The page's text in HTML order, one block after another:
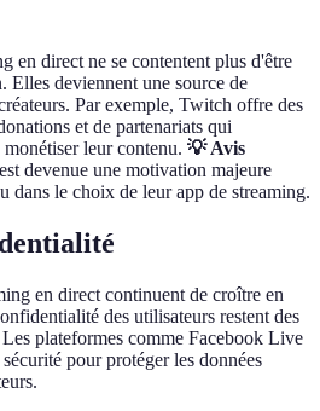
en direct ne se contentent plus d'être
Elles deviennent une source de
Par exemple, Twitch offre des
et de partenariats qui
leur contenu. 💡 Avis
devenue une motivation majeure
dans le choix de leur app de streaming.
en direct continuent de croître en
des utilisateurs restent des
plateformes comme Facebook Live
pour protéger les données